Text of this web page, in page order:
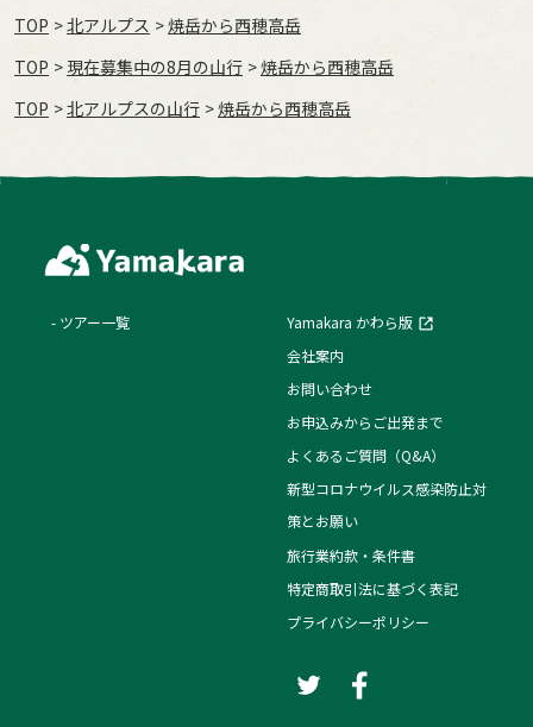
TOP 北アルプス
焼岳から西穂高岳
TOP
現在募集中の8月の山行
焼岳から西穂高岳
TOP
北アルプスの山行 焼岳から西穂高岳
ツアー一覧
Yamakara かわら版
会社案内
お問い合わせ
お申込みからご出発まで
よくあるご質問（Q&A）
新型コロナウイルス感染防止対
策とお願い
旅行業約款・条件書
特定商取引法に基づく表記
プライバシーポリシー